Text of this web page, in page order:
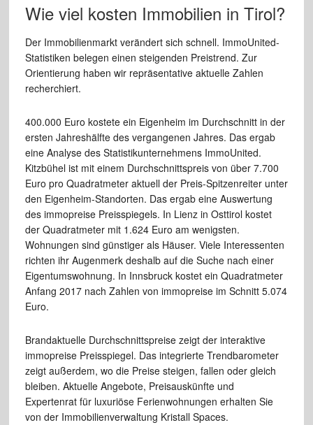
Wie viel kosten Immobilien in Tirol?
Der Immobilienmarkt verändert sich schnell. ImmoUnited-
Statistiken belegen einen steigenden Preistrend. Zur
Orientierung haben wir repräsentative aktuelle Zahlen
recherchiert.
400.000 Euro kostete ein Eigenheim im Durchschnitt in der
ersten Jahreshälfte des vergangenen Jahres. Das ergab
eine Analyse des Statistikunternehmens ImmoUnited.
Kitzbühel ist mit einem Durchschnittspreis von über 7.700
Euro pro Quadratmeter aktuell der Preis-Spitzenreiter unter
den Eigenheim-Standorten. Das ergab eine Auswertung
des immopreise Preisspiegels. In Lienz in Osttirol kostet
der Quadratmeter mit 1.624 Euro am wenigsten.
Wohnungen sind günstiger als Häuser. Viele Interessenten
richten ihr Augenmerk deshalb auf die Suche nach einer
Eigentumswohnung. In Innsbruck kostet ein Quadratmeter
Anfang 2017 nach Zahlen von immopreise im Schnitt 5.074
Euro.
Brandaktuelle Durchschnittspreise zeigt der interaktive
immopreise Preisspiegel. Das integrierte Trendbarometer
zeigt außerdem, wo die Preise steigen, fallen oder gleich
bleiben. Aktuelle Angebote, Preisauskünfte und
Expertenrat für luxuriöse Ferienwohnungen erhalten Sie
von der Immobilienverwaltung Kristall Spaces.